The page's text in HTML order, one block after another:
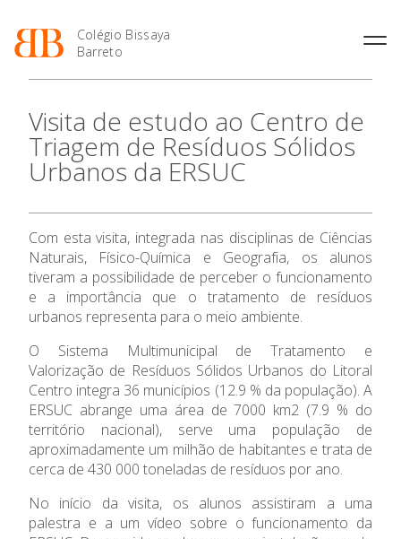
Colégio Bissaya
Barreto
O Colégio
Projeto Educativo
Organização
Colaboradores Docentes
Instalações
Ofertas de emprego
Regulamentos
Jornal “O Coreto”
Privacidade
Oferta Formativa
Enriquecimento Curricular
Oferta Curricular
Atividades Extracurriculares
Atividades de Interrupção
Letiva
Academia de LínguasEnsino Profissional
Profissionais
Matrículas
Horários e Manuais
Termalismo
Curso de Técnico/a de Apoio
à Família e à Comunidade
Ofertas de Emprego
Ano Letivo
2027
Calendários
Portal do Professor
de Educação
SIGE
Secretariado de Exames
Admissão
Informações
APEE
Visita de estudo ao Centro de
Triagem de Resíduos Sólidos
Urbanos da ERSUC
Com esta visita, integrada nas disciplinas de Ciências
Naturais, Físico-Química e Geografia, os alunos
tiveram a possibilidade de perceber o funcionamento
e a importância que o tratamento de resíduos
urbanos representa para o meio ambiente.
O Sistema Multimunicipal de Tratamento e
Valorização de Resíduos Sólidos Urbanos do Litoral
Centro integra 36 municípios (12.9 % da população). A
ERSUC abrange uma área de 7000 km2 (7.9 % do
território nacional), serve uma população de
aproximadamente um milhão de habitantes e trata de
cerca de 430 000 toneladas de resíduos por ano.
No início da visita, os alunos assistiram a uma
palestra e a um vídeo sobre o funcionamento da